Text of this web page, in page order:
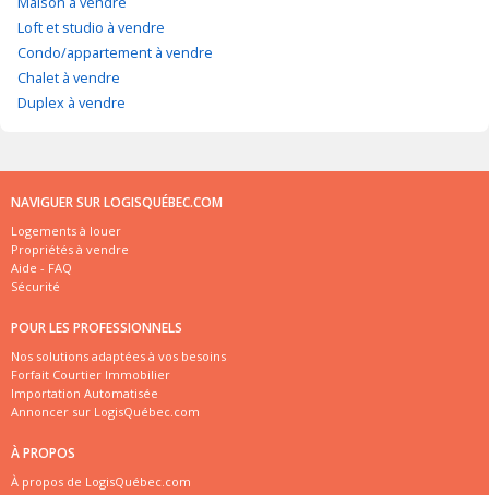
Loft et studio à vendre
Condo/appartement à vendre
Chalet à vendre
Duplex à vendre
NAVIGUER SUR LOGISQUÉBEC.COM
Logements à louer
Propriétés à vendre
Aide - FAQ
Sécurité
POUR LES PROFESSIONNELS
Nos solutions adaptées à vos besoins
Forfait Courtier Immobilier
Importation Automatisée
Annoncer sur LogisQuébec.com
À PROPOS
À propos de LogisQuébec.com